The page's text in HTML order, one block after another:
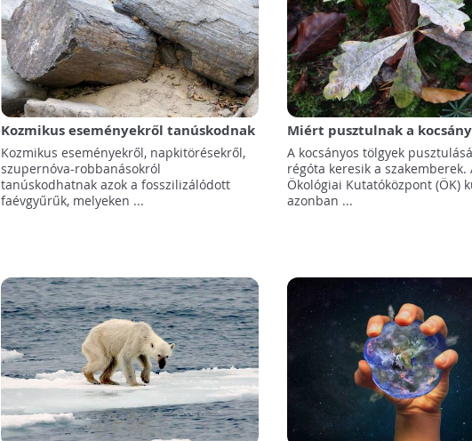
Kozmikus eseményekről tanúskodnak
a fosszilizálódott faévgyűrűk
Kozmikus eseményekről, napkitörésekről,
szupernóva-robbanásokról
tanúskodhatnak azok a fosszilizálódott
faévgyűrűk, melyeken ...
Miért pusztulnak a
tölgyek? - Magyar kutatók
A kocsányos tölgyek
régóta keresik a szakemberek.
Ökológiai Kutatóközpont (ÖK)
azonban ...